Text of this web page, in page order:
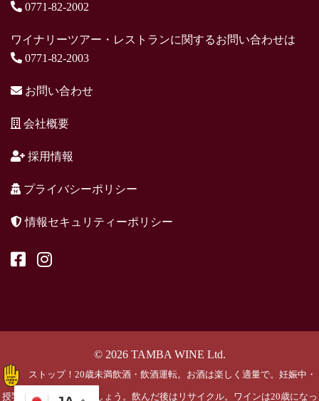
0771-82-2002
ワイナリーツアー・レストランに関するお問い合わせは
0771-82-2003
お問い合わせ
会社概要
採用情報
プライバシーポリシー
情報セキュリティーポリシー
© 2026 TAMBA WINE Ltd.
ストップ！20歳未満飲酒・飲酒運転。お酒は楽しく適量で。妊娠中・
授乳期の飲酒はやめましょう。飲んだ後はリサイクル。ワインは20歳になっ